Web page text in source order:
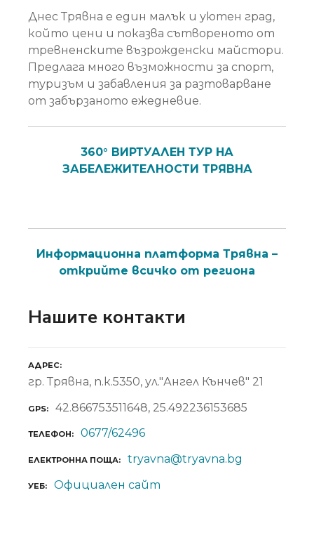
Днес Трявна е един малък и уютен град,
който цени и показва сътвореното от
тревненските възрожденски майстори.
Предлага много възможности за спорт,
туризъм и забавления за разтоварване
от забързаното ежедневие.
360° ВИРТУАЛЕН ТУР НА
ЗАБЕЛЕЖИТЕЛНОСТИ ТРЯВНА
Информационна платформа Трявна –
открийте всичко от региона
Нашите контакти
АДРЕС
гр. Трявна, п.к.5350, ул."Ангел Кънчев" 21
GPS 42.866753511648, 25.492236153685
ТЕЛЕФОН 0677/62496
ЕЛЕКТРОННА ПОЩА tryavna@tryavna.bg
УЕБ Официален сайт